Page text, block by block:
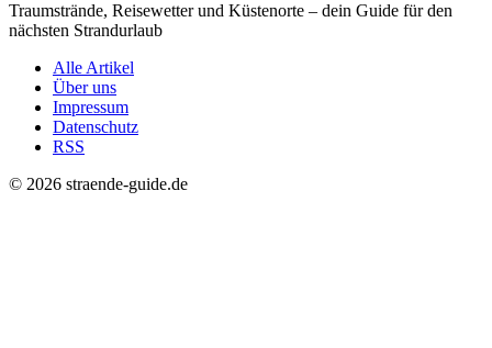
Traumstrände, Reisewetter und Küstenorte – dein Guide für den
nächsten Strandurlaub
Alle Artikel
Über uns
Impressum
Datenschutz
RSS
© 2026 straende-guide.de